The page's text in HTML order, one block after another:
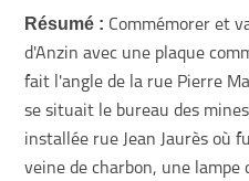
Résumé : Commémorer et
d'Anzin avec une plaque
fait l'angle de la rue Pierre
se situait le bureau des
installée rue Jean Jaurès où
veine de charbon, une lampe